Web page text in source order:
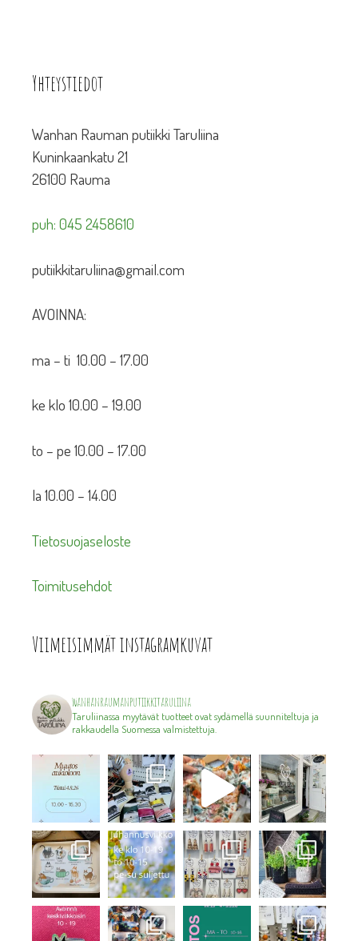
Yhteystiedot
Wanhan Rauman putiikki Taruliina
Kuninkaankatu 21
26100 Rauma
puh: 045 2458610
putiikkitaruliina@gmail.com
AVOINNA:
ma – ti 10.00 – 17.00
ke klo 10.00 – 19.00
to – pe 10.00 – 17.00
la 10.00 – 14.00
Tietosuojaseloste
Toimitusehdot
Viimeisimmät instagramkuvat
wanhanraumanputiikkitaruliina
Taruliinassa myytävät tuotteet ovat sydämellä suunniteltuja ja
rakkaudella Suomessa valmistettuja.